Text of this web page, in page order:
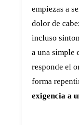
empiezas a
dolor de
incluso
a una simple
responde el
forma
exigencia a